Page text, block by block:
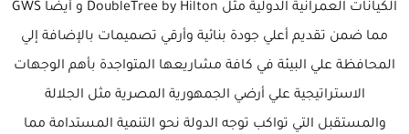
الكيانات العمرانية الدولية مثل DoubleTree by Hilton و أيضا GWS
مما ضمن تقديم أعلي جودة بنائية وأرقي تصميمات بالإضافة إلي
المحافظة علي البيئة في كافة مشاريعها المتواجدة بأهم الوجهات
الاستراتيجية علي أرضي الجمهورية المصرية مثل الجلالة
والمستقبل التي تواكب توجه الدولة نحو التنمية المستدامة مما